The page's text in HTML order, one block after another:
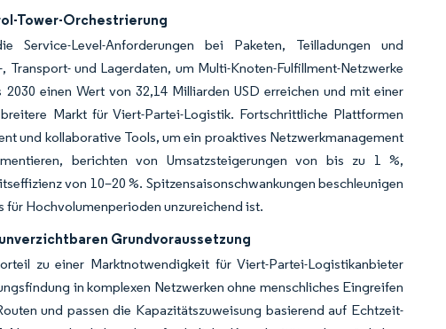
Tower-Orchestrierung
Service-Level-Anforderungen bei Paketen, Teilladungen und
und Lagerdaten, um Multi-Knoten-Fulfillment-Netzwerke
einen Wert von 32,14 Milliarden USD erreichen und mit einer
Markt für Viert-Partei-Logistik. Fortschrittliche Plattformen
und kollaborative Tools, um ein proaktives Netzwerkmanagement
berichten von Umsatzsteigerungen von bis zu 1 %,
von 10–20 %. Spitzensaisonschwankungen beschleunigen
für Hochvolumenperioden unzureichend ist.
Grundvoraussetzung
zu einer Marktnotwendigkeit für Viert-Partei-Logistikanbieter
in komplexen Netzwerken ohne menschliches Eingreifen
und passen die Kapazitätszuweisung basierend auf Echtzeit-